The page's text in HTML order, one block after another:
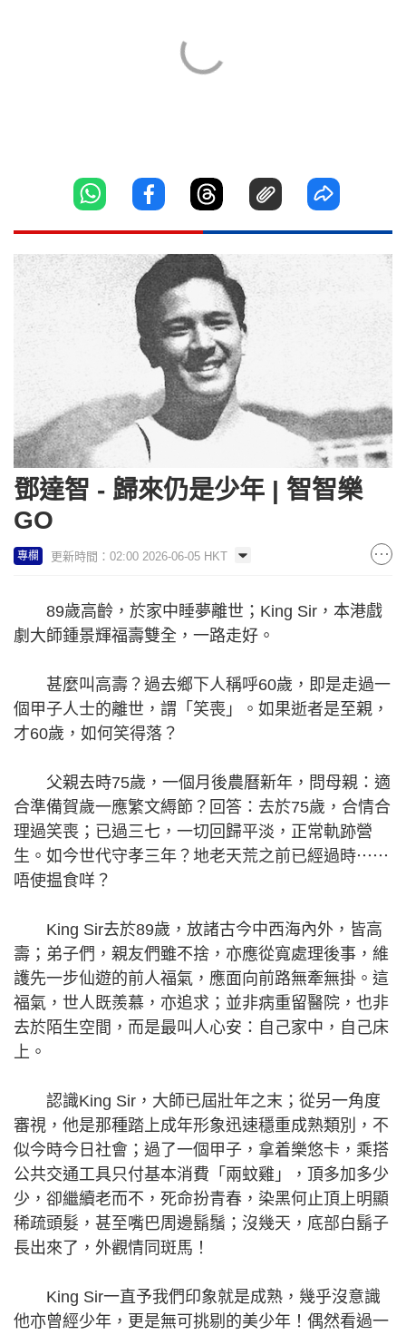
鄧達智 - 歸來仍是少年 | 智智樂
GO
專欄 更新時間：02:00 2026-06-05 HKT
89歲高齡，於家中睡夢離世；King Sir，本港戲
劇大師鍾景輝福壽雙全，一路走好。
甚麼叫高壽？過去鄉下人稱呼60歲，即是走過一
個甲子人士的離世，謂「笑喪」。如果逝者是至親，
才60歲，如何笑得落？
父親去時75歲，一個月後農曆新年，問母親：適
合準備賀歲一應繁文縟節？回答：去於75歲，合情合
理過笑喪；已過三七，一切回歸平淡，正常軌跡營
生。如今世代守孝三年？地老天荒之前已經過時⋯⋯
唔使揾食咩？
King Sir去於89歲，放諸古今中西海內外，皆高
壽；弟子們，親友們雖不捨，亦應從寬處理後事，維
護先一步仙遊的前人福氣，應面向前路無牽無掛。這
福氣，世人既羨慕，亦追求；並非病重留醫院，也非
去於陌生空間，而是最叫人心安：自己家中，自己床
上。
認識King Sir，大師已屆壯年之末；從另一角度
審視，他是那種踏上成年形象迅速穩重成熟類別，不
似今時今日社會；過了一個甲子，拿着樂悠卡，乘搭
公共交通工具只付基本消費「兩蚊雞」，頂多加多少
少，卻繼續老而不，死命扮青春，染黑何止頂上明顯
稀疏頭髮，甚至嘴巴周邊鬍鬚；沒幾天，底部白鬍子
長出來了，外觀情同斑馬！
King Sir一直予我們印象就是成熟，幾乎沒意識
他亦曾經少年，更是無可挑剔的美少年！偶然看過一